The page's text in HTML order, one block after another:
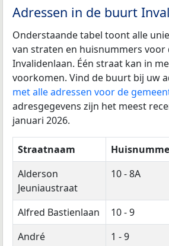
Adressen in de buurt
Onderstaande tabel toont alle
van straten en huisnummers
Invalidenlaan. Één straat kan in
voorkomen. Vind de buurt bij uw
met alle adressen voor de
adresgegevens zijn het meest
januari 2026.
Straatnaam
Alderson
Jeuniaustraat
10 - 8A
Alfred Bastienlaan 10 - 9
André
1 - 9